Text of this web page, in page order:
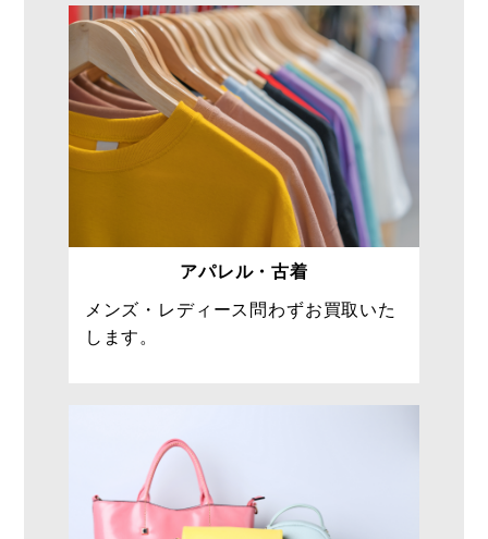
アパレル・古着
メンズ・レディース問わずお買取いた
します。